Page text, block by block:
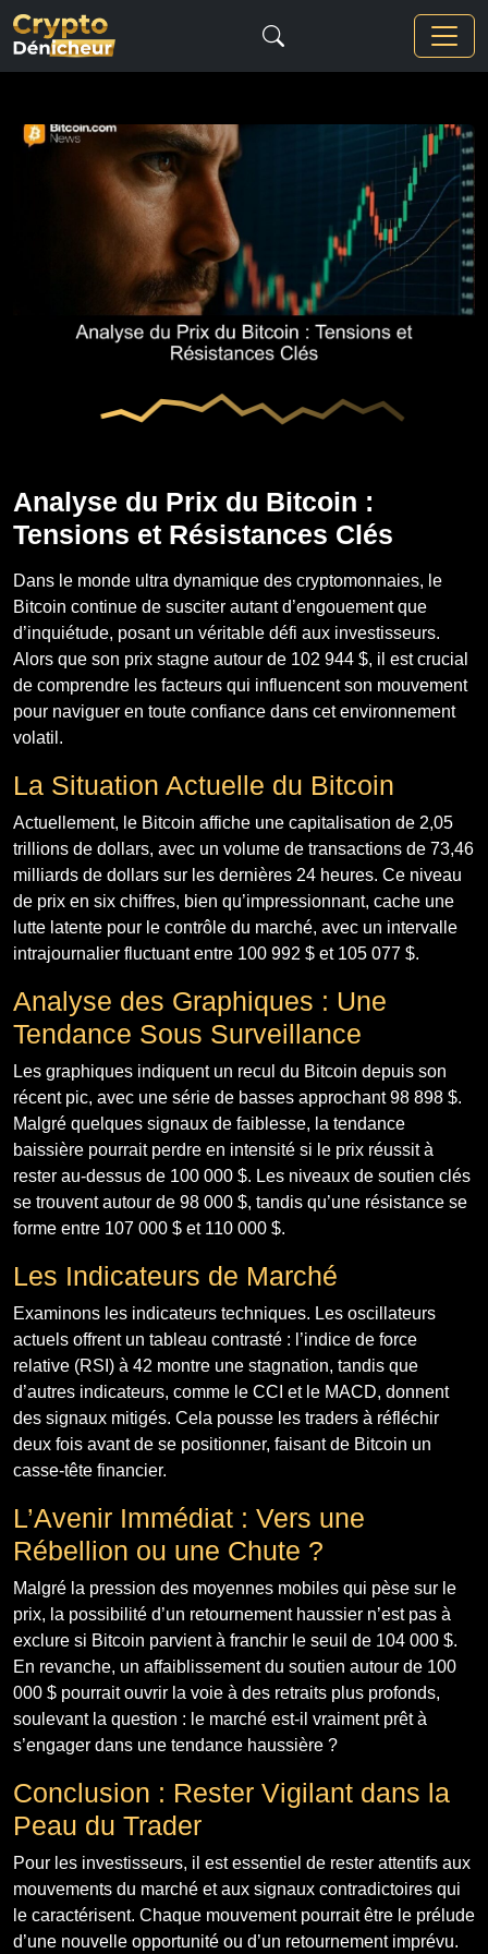
Analyse du Prix du Bitcoin :
Tensions et Résistances Clés
Dans le monde ultra dynamique des cryptomonnaies, le
Bitcoin continue de susciter autant d’engouement que
d’inquiétude, posant un véritable défi aux investisseurs.
Alors que son prix stagne autour de 102 944 $, il est crucial
de comprendre les facteurs qui influencent son mouvement
pour naviguer en toute confiance dans cet environnement
volatil.
La Situation Actuelle du Bitcoin
Actuellement, le Bitcoin affiche une capitalisation de 2,05
trillions de dollars, avec un volume de transactions de 73,46
milliards de dollars sur les dernières 24 heures. Ce niveau
de prix en six chiffres, bien qu’impressionnant, cache une
lutte latente pour le contrôle du marché, avec un intervalle
intrajournalier fluctuant entre 100 992 $ et 105 077 $.
Analyse des Graphiques : Une
Tendance Sous Surveillance
Les graphiques indiquent un recul du Bitcoin depuis son
récent pic, avec une série de basses approchant 98 898 $.
Malgré quelques signaux de faiblesse, la tendance
baissière pourrait perdre en intensité si le prix réussit à
rester au-dessus de 100 000 $. Les niveaux de soutien clés
se trouvent autour de 98 000 $, tandis qu’une résistance se
forme entre 107 000 $ et 110 000 $.
Les Indicateurs de Marché
Examinons les indicateurs techniques. Les oscillateurs
actuels offrent un tableau contrasté : l’indice de force
relative (RSI) à 42 montre une stagnation, tandis que
d’autres indicateurs, comme le CCI et le MACD, donnent
des signaux mitigés. Cela pousse les traders à réfléchir
deux fois avant de se positionner, faisant de Bitcoin un
casse-tête financier.
L’Avenir Immédiat : Vers une
Rébellion ou une Chute ?
Malgré la pression des moyennes mobiles qui pèse sur le
prix, la possibilité d’un retournement haussier n’est pas à
exclure si Bitcoin parvient à franchir le seuil de 104 000 $.
En revanche, un affaiblissement du soutien autour de 100
000 $ pourrait ouvrir la voie à des retraits plus profonds,
soulevant la question : le marché est-il vraiment prêt à
s’engager dans une tendance haussière ?
Conclusion : Rester Vigilant dans la
Peau du Trader
Pour les investisseurs, il est essentiel de rester attentifs aux
mouvements du marché et aux signaux contradictoires qui
le caractérisent. Chaque mouvement pourrait être le prélude
d’une nouvelle opportunité ou d’un retournement imprévu.